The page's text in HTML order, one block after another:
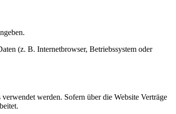
(z. B. Internetbrowser, Betriebssystem oder
werden. Sofern über die Website Verträge